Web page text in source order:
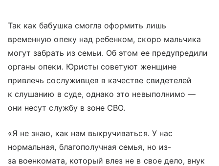
Так как бабушка смогла оформить лишь
временную опеку над ребенком, скоро мальчика
могут забрать из семьи. Об этом ее предупредили
органы опеки. Юристы советуют женщине
привлечь сослуживцев в качестве свидетелей
к слушанию в суде, однако это невыполнимо —
они несут службу в зоне СВО.
«Я не знаю, как нам выкручиваться. У нас
нормальная, благополучная семья, но из-
за военкомата, который влез не в свое дело, внук